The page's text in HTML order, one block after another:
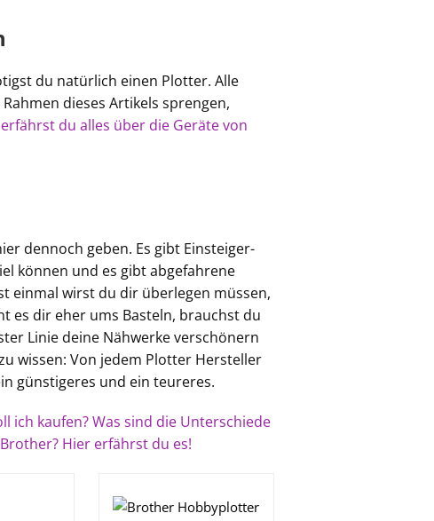
du natürlich einen Plotter. Alle
dieses Artikels sprengen,
du alles über die Geräte von
dennoch geben. Es gibt Einsteiger-
können und es gibt abgefahrene
einmal wirst du dir überlegen müssen,
es dir eher ums Basteln, brauchst du
Linie deine Nähwerke verschönern
wissen: Von jedem Plotter Hersteller
günstigeres und ein teureres.
ich kaufen? Was sind die Unterschiede
Hier erfährst du es!